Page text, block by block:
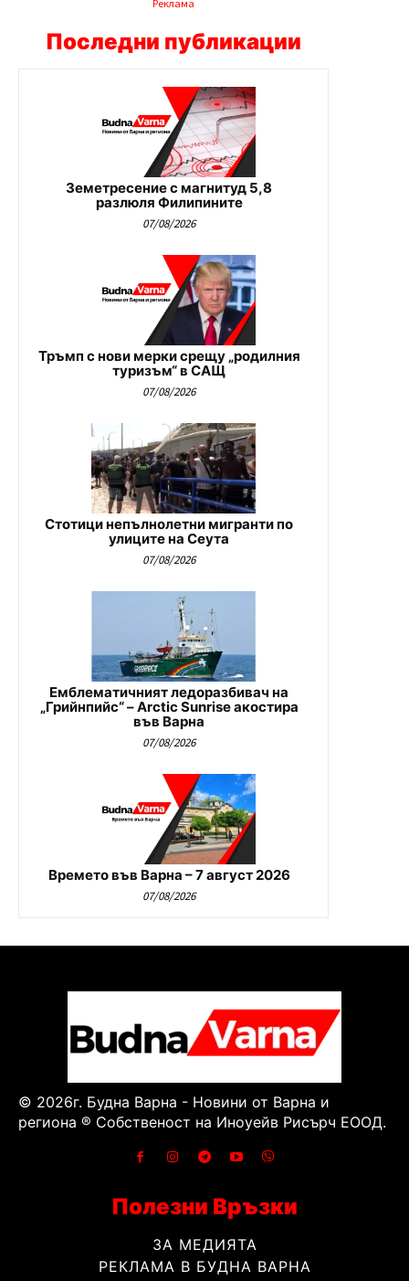
Реклама
Последни публикации
Земетресение с магнитуд 5,8
разлюля Филипините
07/08/2026
Тръмп с нови мерки срещу „родилния
туризъм“ в САЩ
07/08/2026
Стотици непълнолетни мигранти по
улиците на Сеута
07/08/2026
Емблематичният ледоразбивач на
„Грийнпийс“ – Arctic Sunrise акостира
във Варна
07/08/2026
Времето във Варна – 7 август 2026
07/08/2026
© 2026г. Будна Варна - Новини от Варна и
региона ® Собственост на Иноуейв Рисърч ЕООД.
Полезни Връзки
ЗА МЕДИЯТА
РЕКЛАМА В БУДНА ВАРНА